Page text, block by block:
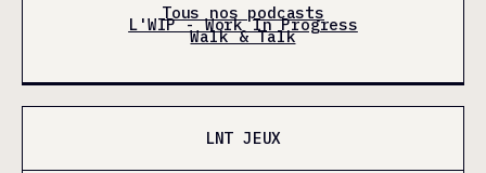
Tous nos podcasts
L'WIP - Work In Progress
Walk & Talk
LNT JEUX